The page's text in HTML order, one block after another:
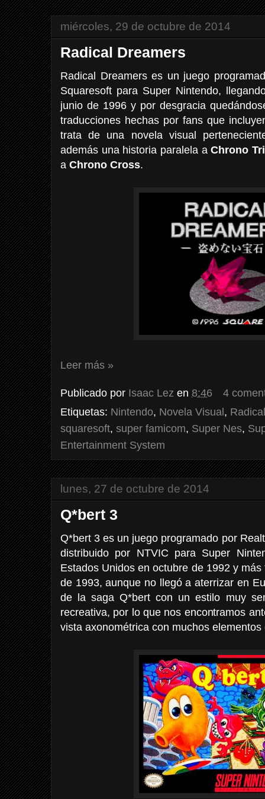
miércoles, 29 de octubre de 2014
Radical Dreamers
Radical Dreamers es un juego
Squaresoft para Super Nintendo,
junio de 1996 y por desgracia
traducciones hechas por fans que
trata de una novela visual
además una historia paralela aChrono
a Chrono Cross.
Leer más »
Publicado por Isaac Lez en 8:46
4
Etiquetas: Nintendo, Novela Visual,
squaresoft, super famicom, Super Nes,
Entertainment System
lunes, 27 de octubre de 2014
Q*bert 3
Q*bert 3 es un juego programado por
distribuido por NTVIC para Super
Estados Unidos en octubre de 1992 y
de 1993, aunque no llegó a aterrizar en
de la saga Q*bert con un estilo muy
recreativa, por lo que nos encontramos
vista axonométrica con muchos